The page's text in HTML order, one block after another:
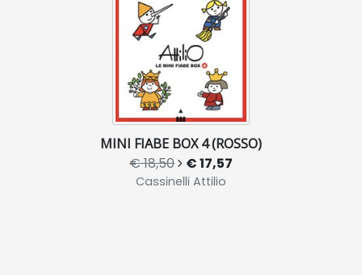
MINI FIABE BOX 4 (ROSSO)
€ 18,50 € 17,57
Cassinelli Attilio